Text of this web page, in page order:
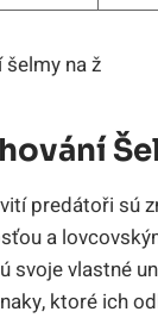
predátoři sú
a
svoje vlastné
ktoré ich